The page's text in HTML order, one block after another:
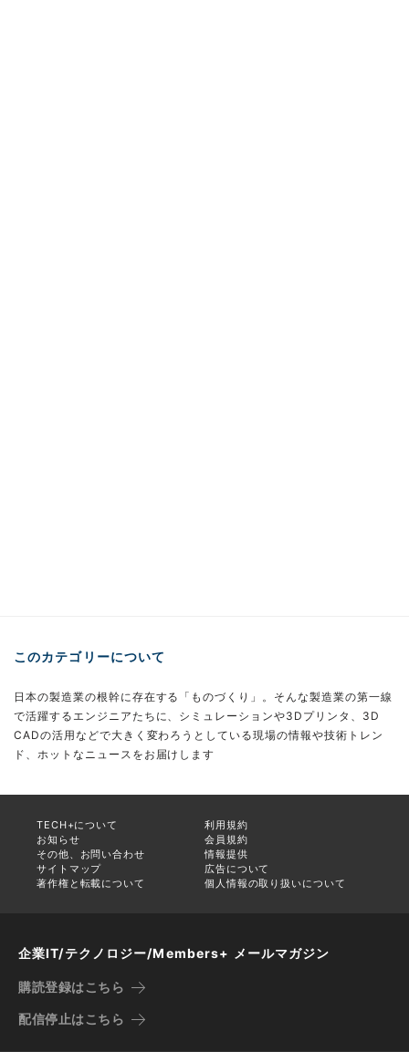
このカテゴリーについて
日本の製造業の根幹に存在する「ものづくり」。そんな製造業の第一線
で活躍するエンジニアたちに、シミュレーションや3Dプリンタ、3D
CADの活用などで大きく変わろうとしている現場の情報や技術トレン
ド、ホットなニュースをお届けします
TECH+について
利用規約
お知らせ
会員規約
その他、お問い合わせ
情報提供
サイトマップ
広告について
著作権と転載について
個人情報の取り扱いについて
企業IT/テクノロジー/Members+ メールマガジン
購読登録はこちら
配信停止はこちら